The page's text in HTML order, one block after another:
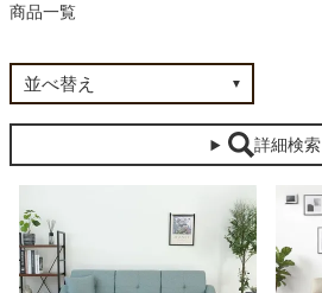
食器棚・キッチン収納
収納家具
１人掛けソファ
商品一覧
詳細検索